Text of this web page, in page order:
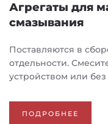
Агрегаты для
смазывания
Поставляются в
отдельности.
устройством или без
ПОДРОБНЕЕ